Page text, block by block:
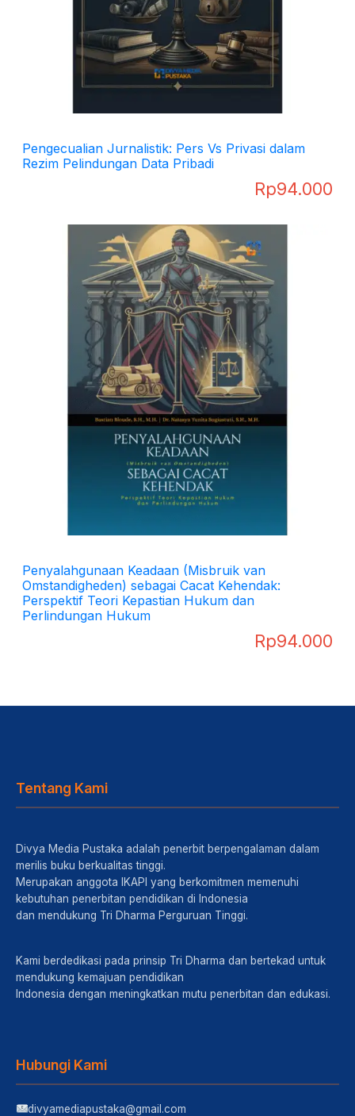
Pengecualian Jurnalistik: Pers Vs Privasi dalam
Rezim Pelindungan Data Pribadi
Rp94.000
Penyalahgunaan Keadaan (Misbruik van
Omstandigheden) sebagai Cacat Kehendak:
Perspektif Teori Kepastian Hukum dan
Perlindungan Hukum
Rp94.000
Tentang Kami
Divya Media Pustaka adalah penerbit berpengalaman dalam
merilis buku berkualitas tinggi.
Merupakan anggota IKAPI yang berkomitmen memenuhi
kebutuhan penerbitan pendidikan di Indonesia
dan mendukung Tri Dharma Perguruan Tinggi.
Kami berdedikasi pada prinsip Tri Dharma dan bertekad untuk
mendukung kemajuan pendidikan
Indonesia dengan meningkatkan mutu penerbitan dan edukasi.
Hubungi Kami
divyamediapustaka@gmail.com